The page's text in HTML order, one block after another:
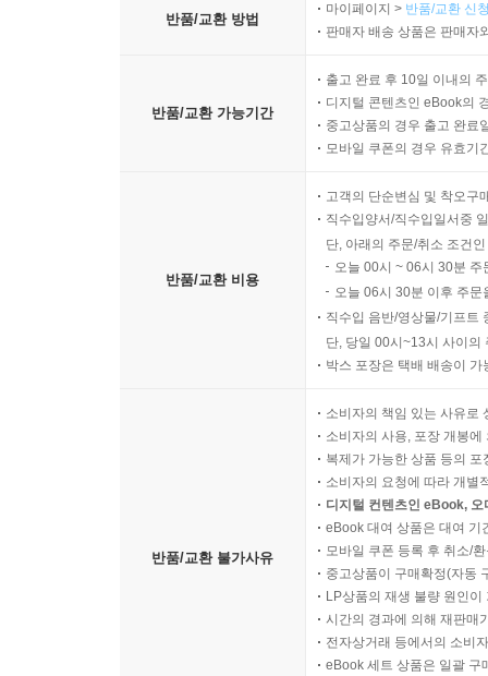
3. 요약, 결론 및 제언 작성 후 점검 사항
2. 영문초록 작성
반품/교환 방법
마이페이지 > 반품/교환 신
판매자 배송 상품은 판매자
반품/교환 가능기간
출고 완료 후 10일 이내의
디지털 콘텐츠인 eBook의
중고상품의 경우 출고 완료
모바일 쿠폰의 경우 유효기
반품/교환 비용
고객의 단순변심 및 착오구
직수입양서/직수입일서중
단, 아래의 주문/취소 조건
오늘 00시 ~ 06시 30분
오늘 06시 30분 이후 주
직수입 음반/영상물/기프트
단, 당일 00시~13시 사이의
박스 포장은 택배 배송이
반품/교환 불가사유
소비자의 책임 있는 사유로
소비자의 사용, 포장 개봉
복제가 가능한 상품 등의
소비자의 요청에 따라 개별
디지털 컨텐츠인 eBook,
eBook 대여 상품은 대여 기
모바일 쿠폰 등록 후 취소/
중고상품이 구매확정(자동
LP상품의 재생 불량 원인
시간의 경과에 의해 재판매
전자상거래 등에서의 소비
eBook 세트 상품은 일괄 구